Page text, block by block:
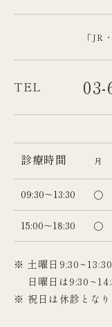
「JR
TEL
診療時間 月
09:30～13:30 〇
15:00～18:30 〇
※ 土曜日
日曜日は
※ 祝日は休診となり